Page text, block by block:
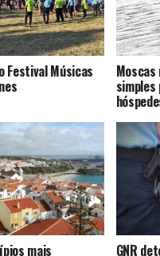
Festival Músicas
mais GNR